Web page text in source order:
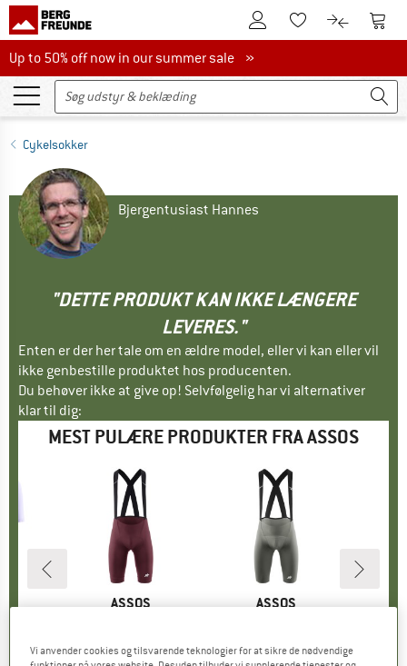
Til kundekontoenTil huskesedlen.
Til Til
Up to 50% off now in our summer sale
Up to 50% off now in our summer sale »
Cykelsokker
Bjergentusiast Hannes
"DETTE PRODUKT KAN IKKE LÆNGERE
LEVERES."
Enten er der her tale om en ældre model, eller vi kan eller vil
ikke genbestille produktet hos producenten.
Du behøver ikke at give op! Selvfølgelig har vi alternativer
klar til dig:
MEST PULÆRE PRODUKTER FRA ASSOS
MÆRKE
ASSOS
Pris
159,95 €
MÆRKE
ASSOS
Pris
199,95 €
Vi anvender cookies og tilsvarende teknologier for at sikre de nødvendige